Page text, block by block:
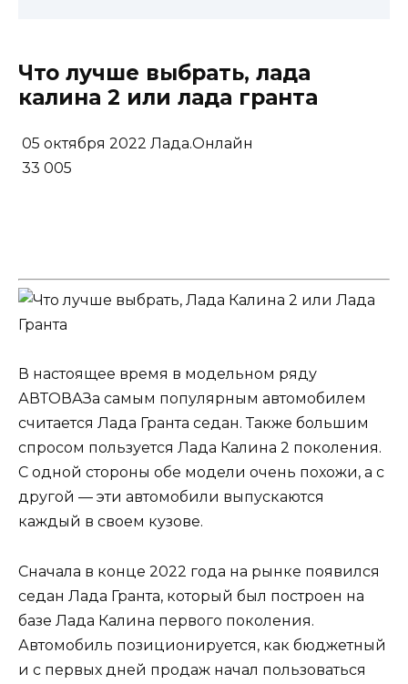
Что лучше выбрать, лада
калина 2 или лада гранта
05 октября 2022 Лада.Онлайн
33 005
В настоящее время в модельном ряду
АВТОВАЗа самым популярным автомобилем
считается Лада Гранта седан. Также большим
спросом пользуется Лада Калина 2 поколения.
С одной стороны обе модели очень похожи, а с
другой — эти автомобили выпускаются
каждый в своем кузове.
Сначала в конце 2022 года на рынке появился
седан Лада Гранта, который был построен на
базе Лада Калина первого поколения.
Автомобиль позиционируется, как бюджетный
и с первых дней продаж начал пользоваться